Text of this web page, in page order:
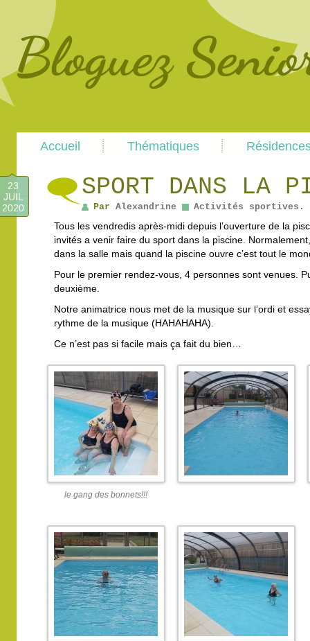
menuAccueil Thématiques
SPORT DANS LA
23
JUIL
2020
Par Alexandrine Activités sportives .
Tous les vendredis après-midi depuis l’ouverture de la
invités a venir faire du sport dans la piscine.
dans la salle mais quand la piscine ouvre c’est tout le
Pour le premier rendez-vous, 4 personnes sont venues.
deuxième.
Notre animatrice nous met de la musique sur l’ordi et
rythme de la musique (HAHAHAHA).
Ce n’est pas si facile mais ça fait du bien…
le gang des bonnets!!!